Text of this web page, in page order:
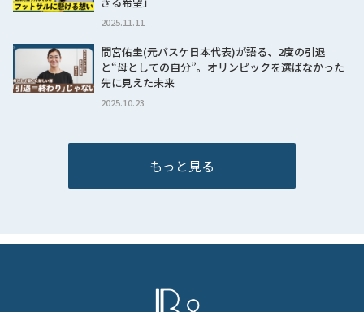
2025.11.11
間宮佑圭(元バスケ日本代表)が語る、2度の引退
と“母としての自分”。オリンピックを選ばなかった
先に見えた未来
2025.10.23
もっと見る